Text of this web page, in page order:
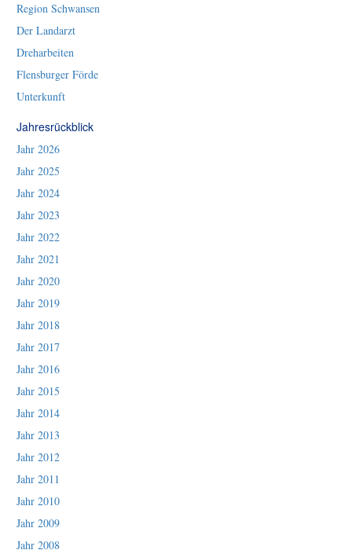
Region Schwansen
Der Landarzt
Dreharbeiten
Flensburger Förde
Unterkunft
Jahresrückblick
Jahr 2026
Jahr 2025
Jahr 2024
Jahr 2023
Jahr 2022
Jahr 2021
Jahr 2020
Jahr 2019
Jahr 2018
Jahr 2017
Jahr 2016
Jahr 2015
Jahr 2014
Jahr 2013
Jahr 2012
Jahr 2011
Jahr 2010
Jahr 2009
Jahr 2008